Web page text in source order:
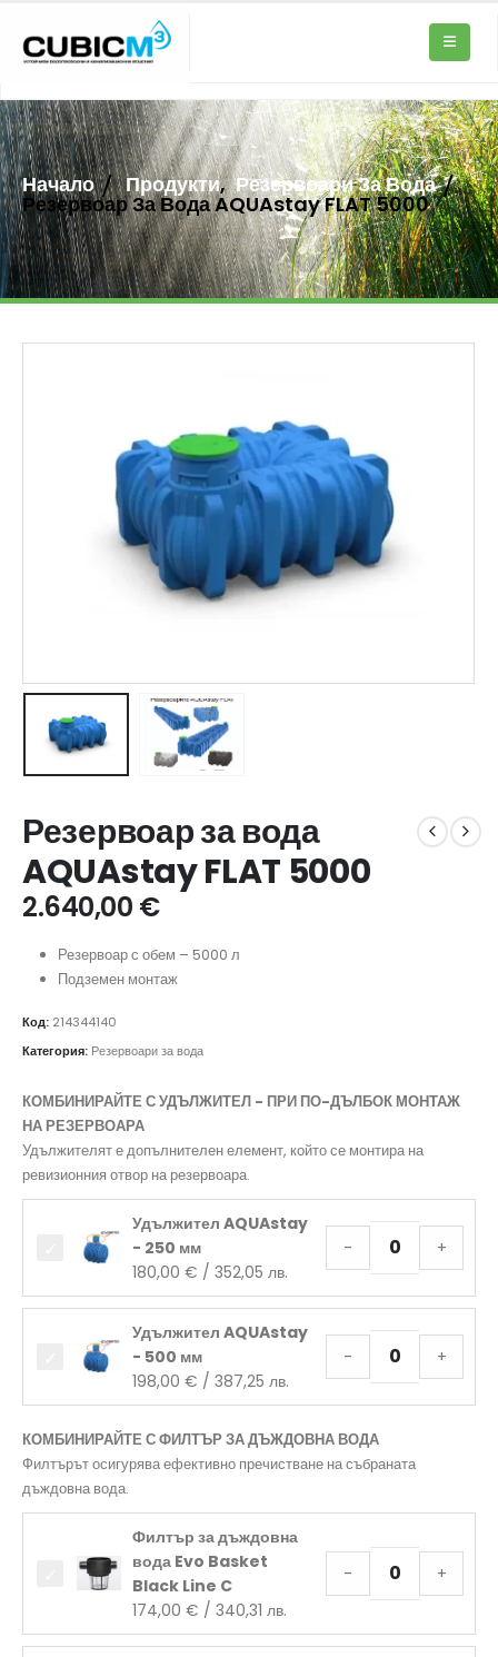
Начало Продукти, Резервоари За Вода
Резервоар За Вода AQUAstay FLAT 5000
Резервоар за вода
AQUAstay FLAT 5000
2.640,00 €
Резервоар с обем – 5000 л
Подземен монтаж
Код: 214344140
Категория: Резервоари за вода
КОМБИНИРАЙТЕ С УДЪЛЖИТЕЛ - ПРИ ПО-ДЪЛБОК МОНТАЖ
НА РЕЗЕРВОАРА
Удължителят е допълнителен елемент, който се монтира на
ревизионния отвор на резервоара.
Удължител AQUAstay
- 250 мм
180,00 € / 352,05 лв.
- +
Удължител AQUAstay
- 500 мм
198,00 € / 387,25 лв.
- +
КОМБИНИРАЙТЕ С ФИЛТЪР ЗА ДЪЖДОВНА ВОДА
Филтърът осигурява ефективно пречистване на събраната
дъждовна вода.
Филтър за дъждовна
вода Evo Basket
Black Line C
174,00 € / 340,31 лв.
- +